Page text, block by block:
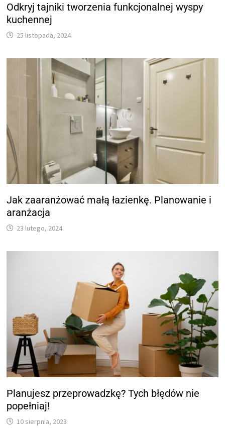
Odkryj tajniki tworzenia funkcjonalnej wyspy
kuchennej
25 listopada, 2024
Jak zaaranżować małą łazienkę. Planowanie i
aranżacja
23 lutego, 2024
Planujesz przeprowadzkę? Tych błędów nie
popełniaj!
10 sierpnia, 2023